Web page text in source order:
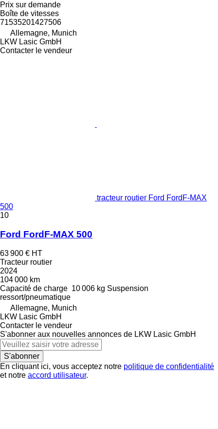
Prix sur demande
Boîte de vitesses
71535201427506
Allemagne, Munich
LKW Lasic GmbH
Contacter le vendeur
tracteur routier Ford FordF-MAX
500
10
Ford FordF-MAX 500
63 900 € HT
Tracteur routier
2024
104 000 km
Capacité de charge 10 006 kg Suspension
ressort/pneumatique
Allemagne, Munich
LKW Lasic GmbH
Contacter le vendeur
S'abonner aux nouvelles annonces de LKW Lasic GmbH
S'abonner
En cliquant ici, vous acceptez notre politique de confidentialité
et notre accord utilisateur.